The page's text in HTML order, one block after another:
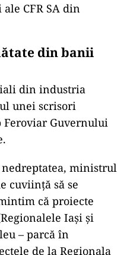
CFR SA din
din banii
din industria
unei scrisori
Feroviar Guvernului
nedreptatea, ministrul
cuviință să se
că proiecte
Iași și
– parcă în
de la Regionala